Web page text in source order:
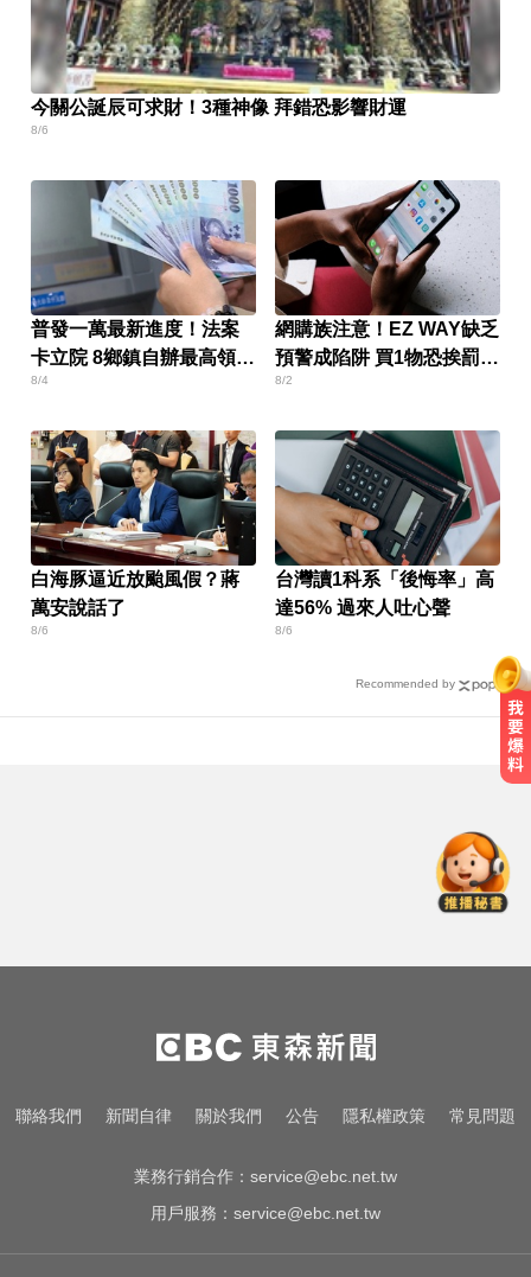
今關公誕辰可求財！3種神像 拜錯恐影響財運
8/6
普發一萬最新進度！法案
卡立院 8鄉鎮自辦最高領1
萬
8/4
網購族注意！EZ WAY缺乏
預警成陷阱 買1物恐挨罰百
萬
8/2
白海豚逼近放颱風假？蔣
萬安說話了
8/6
台灣讀1科系「後悔率」高
達56% 過來人吐心聲
8/6
Recommended by
逝...好友悲痛證實
環法女子自行車賽爆「胸罩作
弊」！官方急出手
醫起看／20歲男私密處驚見「白刺
聯絡我們 新聞自律 關於我們 公告 隱私權政策 常見問題
業務行銷合作： service@ebc.net.tw
用戶服務： service@ebc.net.tw